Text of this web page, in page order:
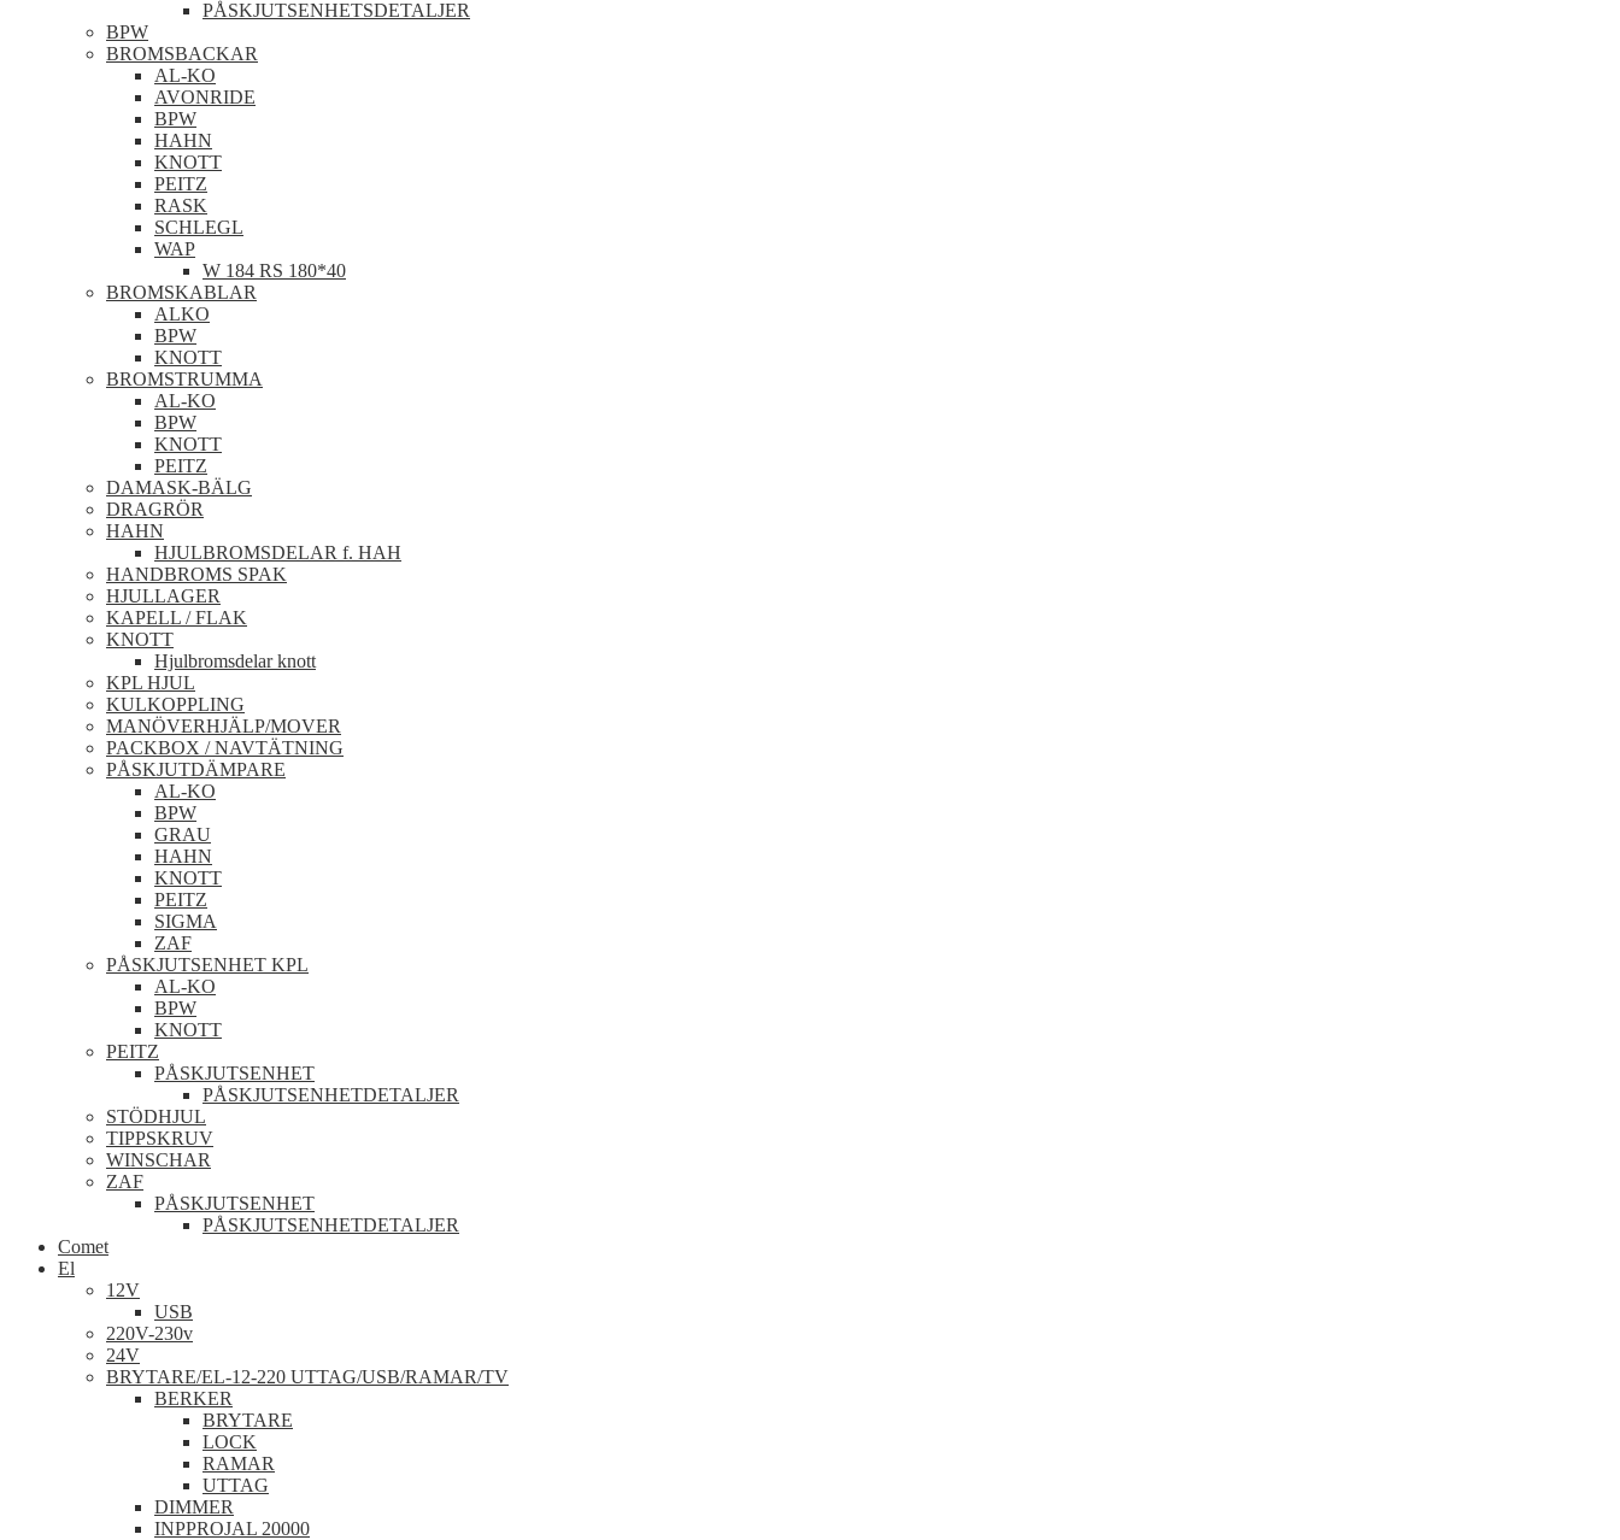
PÅSKJUTSENHETSDETALJER
BPW
BROMSBACKAR
AL-KO
AVONRIDE
BPW
HAHN
KNOTT
PEITZ
RASK
SCHLEGL
WAP
W 184 RS 180*40
BROMSKABLAR
ALKO
BPW
KNOTT
BROMSTRUMMA
AL-KO
BPW
KNOTT
PEITZ
DAMASK-BÄLG
DRAGRÖR
HAHN
HJULBROMSDELAR f. HAH
HANDBROMS SPAK
HJULLAGER
KAPELL / FLAK
KNOTT
Hjulbromsdelar knott
KPL HJUL
KULKOPPLING
MANÖVERHJÄLP/MOVER
PACKBOX / NAVTÄTNING
PÅSKJUTDÄMPARE
AL-KO
BPW
GRAU
HAHN
KNOTT
PEITZ
SIGMA
ZAF
PÅSKJUTSENHET KPL
AL-KO
BPW
KNOTT
PEITZ
PÅSKJUTSENHET
PÅSKJUTSENHETDETALJER
STÖDHJUL
TIPPSKRUV
WINSCHAR
ZAF
PÅSKJUTSENHET
PÅSKJUTSENHETDETALJER
Comet
El
12V
USB
220V-230v
24V
BRYTARE/EL-12-220 UTTAG/USB/RAMAR/TV
BERKER
BRYTARE
LOCK
RAMAR
UTTAG
DIMMER
INPPROJAL 20000